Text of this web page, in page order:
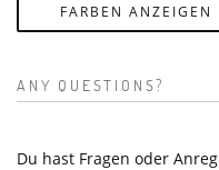
FARBEN ANZEIGEN
ANY QUESTIONS?
Du hast Fragen oder